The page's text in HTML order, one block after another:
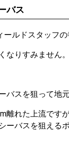
バス
ルドスタッフの
なりすみません。
バスを狙って地
離れた上流です
ーバスを狙えるポ